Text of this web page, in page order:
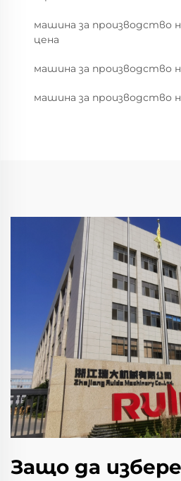
машина за производство
цена
машина за производство
машина за производство
Защо да